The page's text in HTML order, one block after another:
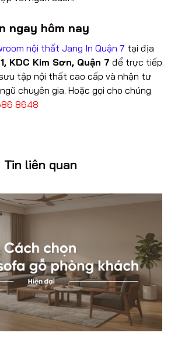
ngay hôm nay
nội thất Jang In Quận 7 tại địa
KDC Kim Sơn, Quận 7 để trực tiếp
tập nội thất cao cấp và nhận tư
chuyên gia. Hoặc gọi cho chúng
8648
Tin liên quan